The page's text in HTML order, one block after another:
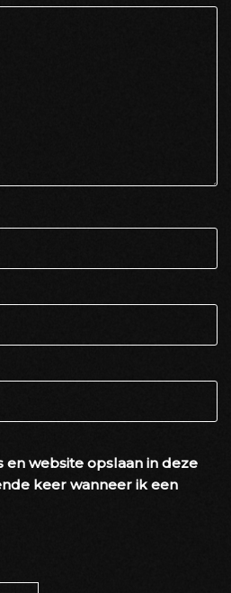
en website opslaan in deze
keer wanneer ik een